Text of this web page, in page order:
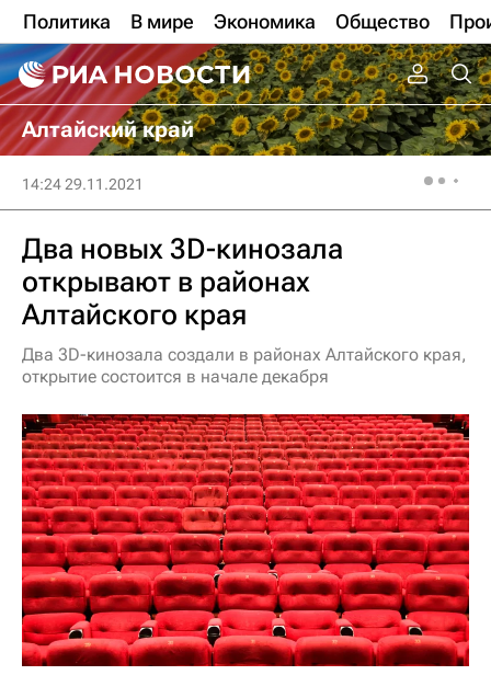
Политика В мире Экономика Общество
Алтайский край
14:24 29.11.2021
Два новых 3D-кинозала
открывают в районах
Алтайского края
Два 3D-кинозала создали в районах Алтайского края,
открытие состоится в начале декабря